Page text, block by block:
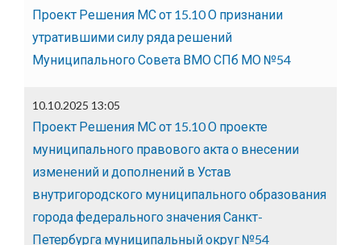
Проект Решения МС от 15.10 О признании
утратившими силу ряда решений
Муниципального Совета ВМО СПб МО №54
10.10.2025 13:05
Проект Решения МС от 15.10 О проекте
муниципального правового акта о внесении
изменений и дополнений в Устав
внутригородского муниципального образования
города федерального значения Санкт-
Петербурга муниципальный округ №54